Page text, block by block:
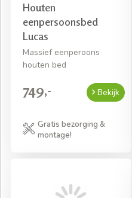
Houten
eenpersoonsbed
Lucas
Massief eenperoons
houten bed
749,- Bekijk
Gratis bezorging &
montage!